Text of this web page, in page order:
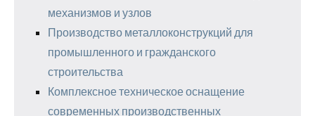
механизмов и узлов
Производство металлоконструкций для
промышленного и гражданского
строительства
Комплексное техническое оснащение
современных производственных